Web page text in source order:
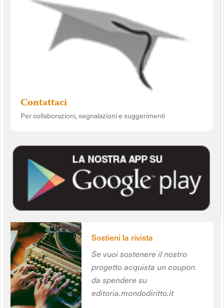
Contattaci
Per collaborazioni, segnalazioni e suggerimenti
Sostieni la rivista
Se vuoi sostenere il nostro
progetto acquista un coupon
da spendere su
editoria.mondodiritto.it